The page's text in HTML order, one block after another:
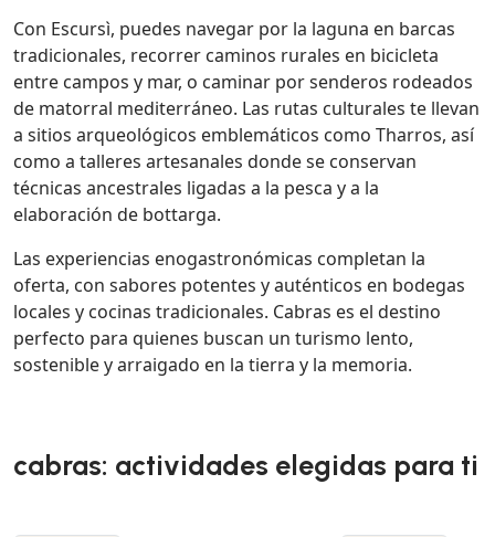
Con Escursì, puedes navegar por la laguna en barcas
tradicionales, recorrer caminos rurales en bicicleta
entre campos y mar, o caminar por senderos rodeados
de matorral mediterráneo. Las rutas culturales te llevan
a sitios arqueológicos emblemáticos como Tharros, así
como a talleres artesanales donde se conservan
técnicas ancestrales ligadas a la pesca y a la
elaboración de bottarga.
Las experiencias enogastronómicas completan la
oferta, con sabores potentes y auténticos en bodegas
locales y cocinas tradicionales. Cabras es el destino
perfecto para quienes buscan un turismo lento,
sostenible y arraigado en la tierra y la memoria.
cabras: actividades elegidas para ti